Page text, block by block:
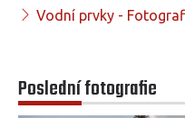
Vodní prvky -
Poslední fotografie